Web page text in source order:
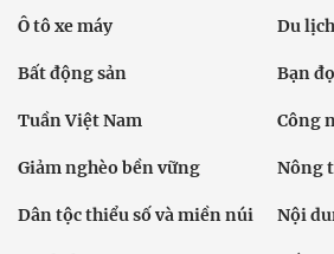
Ô tô xe máy Du lịch
Bất động sản Bạn
Tuần Việt Nam Công
Giảm nghèo bền vững Nông
Dân tộc thiểu số và miền núi Nội